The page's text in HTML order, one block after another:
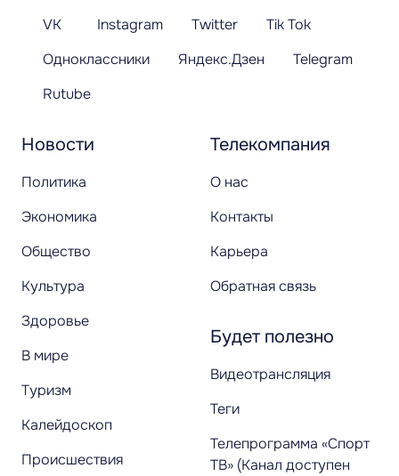
Новости
Политика
Экономика
Общество
Культура
Здоровье
В мире
Туризм
Калейдоскоп
Происшествия
Телекомпания
О нас
Контакты
Карьера
Обратная связь
Будет полезно
Видеотрансляция
Теги
Телепрограмма «Спорт
ТВ» (Канал доступен
VK Instagram Twitter
Tik Tok
Одноклассники
Яндекс.Дзен
Telegram
Rutube